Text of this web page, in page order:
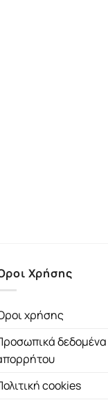
Χρήσης
χρήσης
δεδομένα
cookies